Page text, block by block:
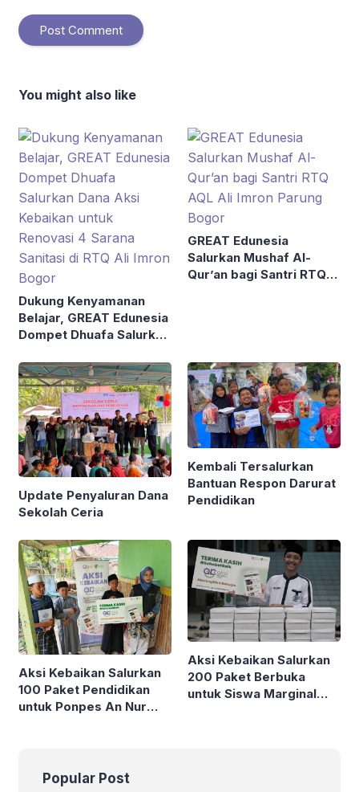
You might also like
Dukung Kenyamanan
Belajar, GREAT Edunesia
Dompet Dhuafa Salurkan
untuk Renovasi 4 Sarana
Sanitasi di RTQ Ali Imron
Bogor
GREAT Edunesia
Salurkan Mushaf Al-
Qur’an bagi Santri RTQ
Update Penyaluran Dana
Sekolah Ceria
Kembali Tersalurkan
Bantuan Respon Darurat
Pendidikan
Aksi Kebaikan Salurkan
100 Paket Pendidikan
untuk Ponpes An Nur
Aksi Kebaikan Salurkan
200 Paket Berbuka
untuk Siswa Marginal
Popular Post